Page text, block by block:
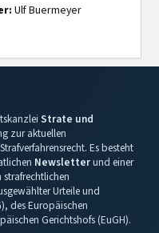
Ulf Buermeyer
Strate und
zur aktuellen
Es besteht
Newsletterund einer
Urteile und
des Europäischen
Gerichtshofs (EuGH).